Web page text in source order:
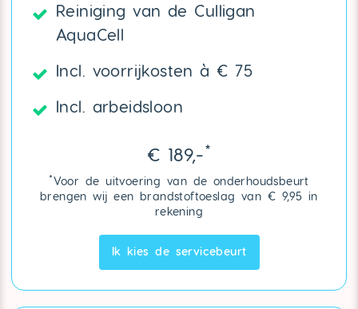
Reiniging van de Culligan
AquaCell
Incl. voorrijkosten à € 75
Incl. arbeidsloon
€ 189,-*
*Voor de uitvoering van de onderhoudsbeurt
brengen wij een brandstoftoeslag van € 9,95 in
rekening
Ik kies de servicebeurt